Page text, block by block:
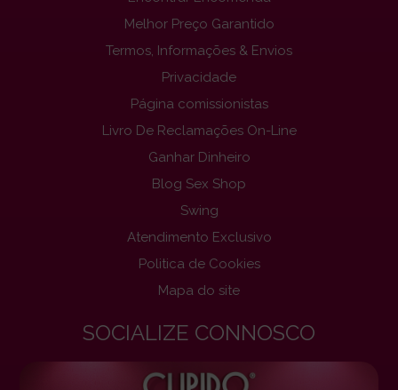
Melhor Preço Garantido
Termos, Informações & Envios
Privacidade
Página comissionistas
Livro De Reclamações On-Line
Ganhar Dinheiro
Blog Sex Shop
Swing
Atendimento Exclusivo
Politica de Cookies
Mapa do site
SOCIALIZE CONNOSCO